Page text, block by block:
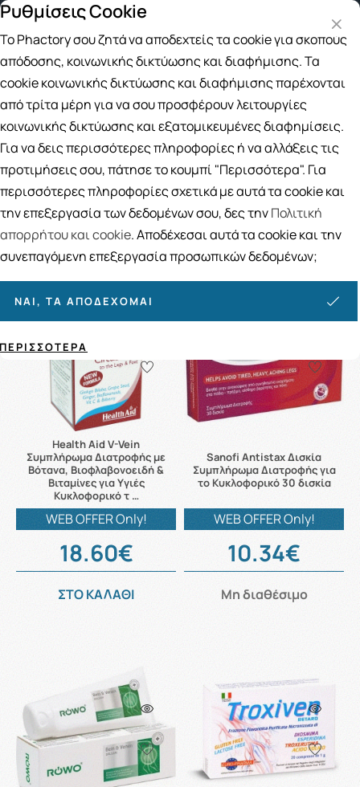
Δωρεάν μεταφορικά για αγορές άνω των
Αναζήτηση
Αρχική / ΦΑΡΜΑΚΕΙΟ / Αντιμετώπιση / Ευρυαγγείες
Ευρυαγγείες
5ΠΡΟΪΟΝΤΑ
Ταξινόμηση Προβολή
Health Aid V-Vein
Συμπλήρωμα Διατροφής με
Βότανα, Βιοφλαβονοειδή &
Βιταμίνες για Υγιές
Κυκλοφορικό τ …
WEB OFFER Only!
18.60€
ΣΤΟ ΚΑΛΑΘΙ
Sanofi Antistax Δισκία
Συμπλήρωμα Διατροφής για
το Κυκλοφορικό 30 δισκία
WEB OFFER Only!
10.34€
Μη διαθέσιμο
Ρυθμίσεις Cookie
Το Phactory σου ζητά να αποδεχτείς τα cookie για σκοπούς
απόδοσης, κοινωνικής δικτύωσης και διαφήμισης. Τα
cookie κοινωνικής δικτύωσης και διαφήμισης παρέχονται
από τρίτα μέρη για να σου προσφέρουν λειτουργίες
κοινωνικής δικτύωσης και εξατομικευμένες διαφημίσεις.
Για να δεις περισσότερες πληροφορίες ή να αλλάξεις τις
προτιμήσεις σου, πάτησε το κουμπί "Περισσότερα". Για
περισσότερες πληροφορίες σχετικά με αυτά τα cookie και
την επεξεργασία των δεδομένων σου, δες τηνΠολιτική
απορρήτου και cookie. Αποδέχεσαι αυτά τα cookie και την
συνεπαγόμενη επεξεργασία προσωπικών δεδομένων;
ΝΑΙ, ΤΑ ΑΠΟΔΈΧΟΜΑΙ
ΠΕΡΙΣΣΌΤΕΡΑ